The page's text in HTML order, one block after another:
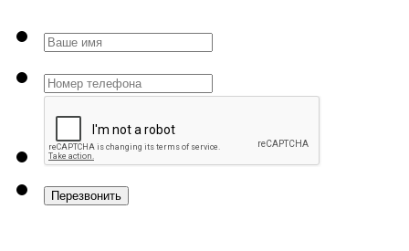
Перезвонить